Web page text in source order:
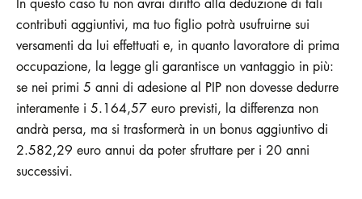
contributi aggiuntivi, ma tuo figlio potrà usufruirne sui
versamenti da lui effettuati e, in quanto lavoratore di prima
occupazione, la legge gli garantisce un vantaggio in più:
se nei primi 5 anni di adesione al PIP non dovesse dedurre
interamente i 5.164,57 euro previsti, la differenza non
andrà persa, ma si trasformerà in un bonus aggiuntivo di
2.582,29 euro annui da poter sfruttare per i 20 anni
successivi.